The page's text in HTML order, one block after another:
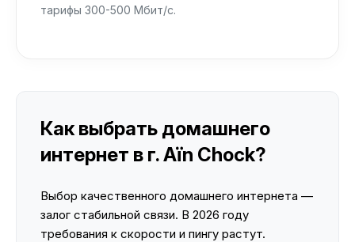
тарифы 300-500 Мбит/с.
Как выбрать домашнего
интернет в г. Aïn Chock?
Выбор качественного домашнего интернета —
залог стабильной связи. В 2026 году
требования к скорости и пингу растут.